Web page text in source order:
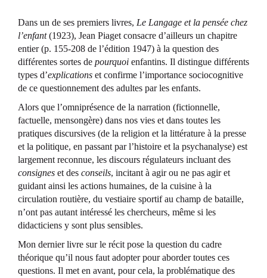
Dans un de ses premiers livres, Le Langage et la pensée chez
l’enfant(1923), Jean Piaget consacre d’ailleurs un chapitre
entier (p. 155-208 de l’édition 1947) à la question des
différentes sortes de pourquoi enfantins. Il distingue différents
types d’explications et confirme l’importance sociocognitive
de ce questionnement des adultes par les enfants.
Alors que l’omniprésence de la narration (fictionnelle,
factuelle, mensongère) dans nos vies et dans toutes les
pratiques discursives (de la religion et la littérature à la presse
et la politique, en passant par l’histoire et la psychanalyse) est
largement reconnue, les discours régulateurs incluant des
consignes et des conseils, incitant à agir ou ne pas agir et
guidant ainsi les actions humaines, de la cuisine à la
circulation routière, du vestiaire sportif au champ de bataille,
n’ont pas autant intéressé les chercheurs, même si les
didacticiens y sont plus sensibles.
Mon dernier livre sur le récit pose la question du cadre
théorique qu’il nous faut adopter pour aborder toutes ces
questions. Il met en avant, pour cela, la problématique des